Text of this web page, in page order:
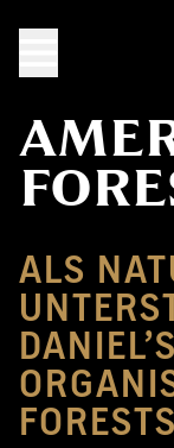
ALS
FORESTS